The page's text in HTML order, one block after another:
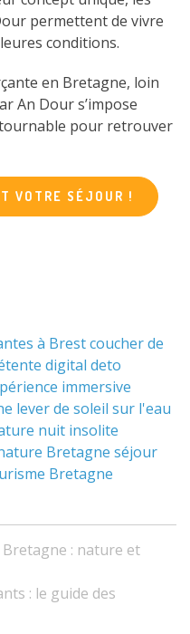
permettent de vivre
conditions.
en Bretagne, loin
An Dour s’impose
pour retrouver
VOTRE SÉJOUR !
à Brestcoucher de
digital deto
immersive
lever de soleil sur l'eau
nuit insolite
Bretagne séjour
Bretagne
: nature et
: le guide des